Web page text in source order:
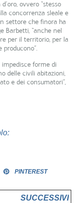
ovvero “stesso
concorrenza sleale e
settore che finora ha
Barbetti, “anche nel
per il territorio, per la
producono”.
forme di
delle civili abitazioni,
e dei consumatori”,
PINTEREST
SUCCESSIVI